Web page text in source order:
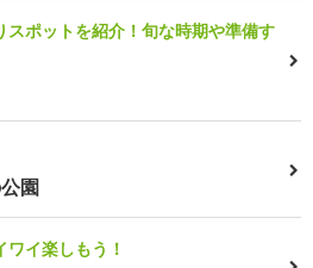
ポットを紹介！旬な時期や準備す
園
イ楽しもう！